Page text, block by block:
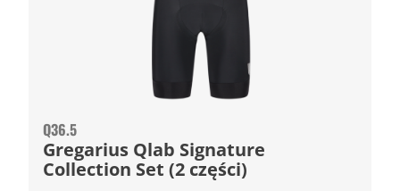
Q36.5
Gregarius Qlab Signature
Collection Set (2 części)